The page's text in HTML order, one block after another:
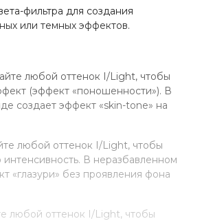
фильтра для создания
или темных эффектов.
любой оттенок I/Light, чтобы
(эффект «поношенности»). В
создает эффект «skin-tone» на
любой оттенок I/Light, чтобы
В неразбавленном
«глазури» без проявления фона
любой оттенок I/Light, чтобы